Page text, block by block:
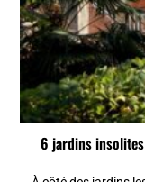
6 jardins